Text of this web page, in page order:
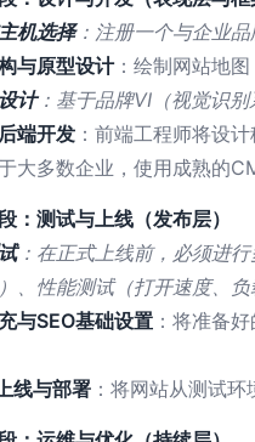
机选择：注册一个与企业
与原型设计：绘制网站地
计：基于品牌VI（视觉识
端开发 ：前端工程师将设
大多数企业，使用成熟的
：测试与上线（发布层）
：在正式上线前，必须进
、性能测试（打开速度、负
与SEO基础设置 ：将准备
线与部署 ：将网站从测试